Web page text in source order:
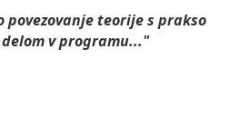
povezovanje teorije s prakso
v programu..."